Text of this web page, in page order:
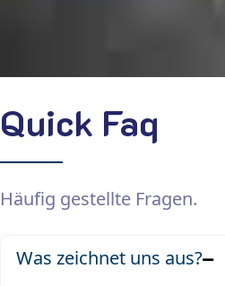
Quick Faq
Häufig gestellte Fragen.
Was zeichnet uns aus?